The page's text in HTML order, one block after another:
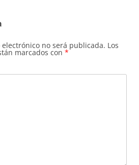
no será publicada. Los
marcados con *